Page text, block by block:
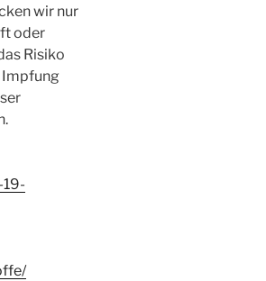
wir nur
oder
Risiko
Impfung